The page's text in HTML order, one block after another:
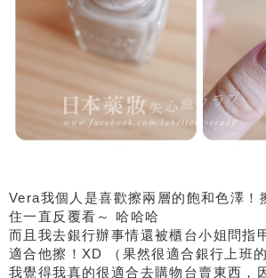
Vera我個人是喜歡擦兩層的飽和色澤！
住一直反覆看～ 哈哈哈
而且我去銀行辦事情還被櫃台小姐問指
適合他擦！XD （果然很適合銀行上班的
我覺得我真的很適合去購物台賣東西，